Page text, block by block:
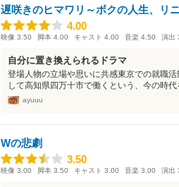
遅咲きのヒマワリ～ボクの人生、リ
4.00
4.00
映像 3.50 脚本 4.00 キャスト 4.00 音楽 4.50 演出
自分に置き換えられるドラマ
登場人物の立場や思いに共感東京での就職
して高知県四万十市で働くという、今の時
ayuuu
Wの悲劇
3.50
3.50
映像 3.00 脚本 3.50 キャスト 3.00 音楽 3.00 演出